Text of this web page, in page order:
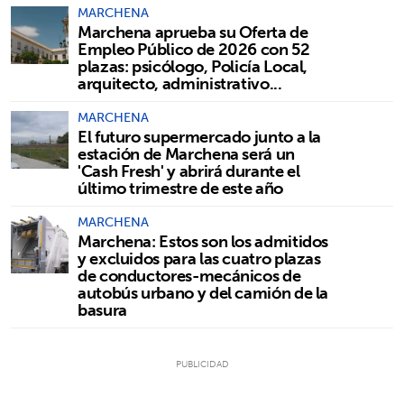
MARCHENA
Marchena aprueba su Oferta de
Empleo Público de 2026 con 52
plazas: psicólogo, Policía Local,
arquitecto, administrativo...
MARCHENA
El futuro supermercado junto a la
estación de Marchena será un
'Cash Fresh' y abrirá durante el
último trimestre de este año
MARCHENA
Marchena: Estos son los admitidos
y excluidos para las cuatro plazas
de conductores-mecánicos de
autobús urbano y del camión de la
basura